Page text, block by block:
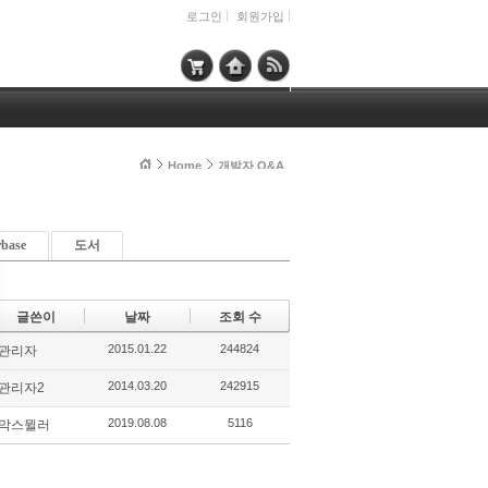
로그인 회원가입
Home 개발자 Q&A
도서
글쓴이 날짜 조회 수
리자 2015.01.22 244824
리자2 2014.03.20 242915
스뮐러 2019.08.08 5116